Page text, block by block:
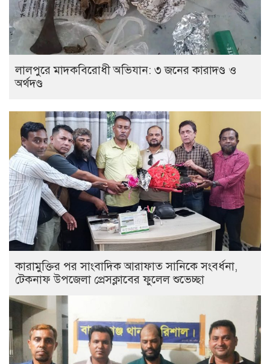
লালপুরে মাদকবিরোধী অভিযান: ৩ জনের কারাদণ্ড ও
অর্থদণ্ড
কারামুক্তির পর সাংবাদিক আরাফাত সানিকে সংবর্ধনা,
টেকনাফ উপজেলা প্রেসক্লাবের ফুলেল শুভেচ্ছা